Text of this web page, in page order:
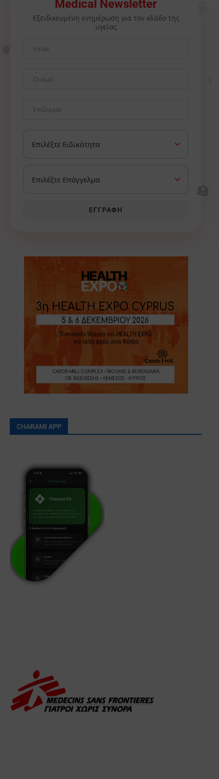
Medical Newsletter
Εξειδικευμένη ενημέρωση για τον κλάδο της
υγείας
ΕΓΓΡΑΦΉ
CHARAMI APP